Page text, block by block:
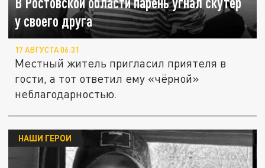
у своего друга
17 АВГУСТА 06:31
Местный житель пригласил приятеля в
гости, а тот ответил ему «чёрной»
неблагодарностью.
НАШИ ГЕРОИ